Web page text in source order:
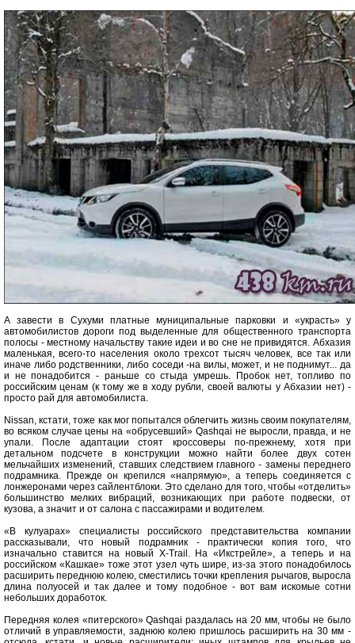
А завести в Сухуми платные муниципальные парковки и «украсть» у
автомобилистов дороги под выделенные для общественного транспорта
полосы - местному начальству такие идеи и во сне не привидятся. Абхазия
маленькая, всего-то населения около трехсот тысяч человек, все так или
иначе либо родственники, либо соседи -на вилы, может, и не поднимут... да
и не понадобится - раньше со стыда умрешь. Пробок нет, топливо по
российским ценам (к тому же в ходу рубли, своей валюты у Абхазии нет) -
просто рай для автомобилиста.
Nissan, кстати, тоже как мог попытался облегчить жизнь своим покупателям,
во всяком случае цены на «обрусевший» Qashqai не выросли, правда, и не
упали. После адаптации стоят кроссоверы по-прежнему, хотя при
детальном подсчете в конструкции можно найти более двух сотен
мельчайших изменений, ставших следствием главного - замены переднего
подрамника. Прежде он крепился «напрямую», а теперь соединяется с
лонжеронами через сайлентблоки. Это сделано для того, чтобы «отделить»
большинство мелких вибраций, возникающих при работе подвески, от
кузова, а значит и от салона с пассажирами и водителем.
«В кулуарах» специалисты российского представительства компании
рассказывали, что новый подрамник - практически копия того, что
изначально ставится на новый X-Trail. На «Икстрейле», а теперь и на
российском «Кашкае» тоже этот узел чуть шире, из-за этого понадобилось
расширить переднюю колею, сместились точки крепления рычагов, выросла
длина полуосей и так далее и тому подобное - вот вам искомые сотни
небольших доработок.
Передняя колея «питерского» Qashqai раздалась на 20 мм, чтобы не было
отличий в управляемости, заднюю колею пришлось расширить на 30 мм -